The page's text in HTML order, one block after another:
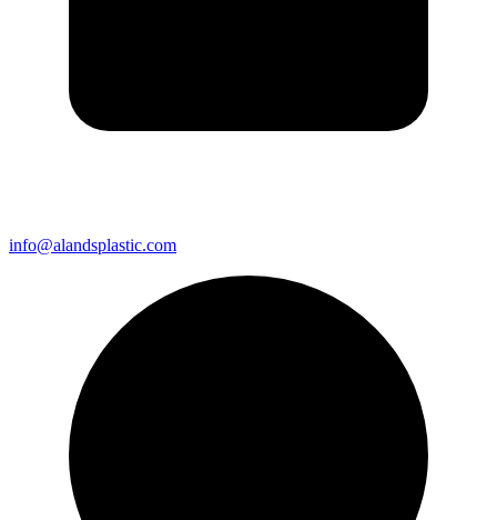
info@alandsplastic.com